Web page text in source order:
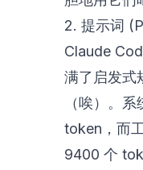
2. 提示词
Claude
满了启发式
（唉）。
token，而
9400 个